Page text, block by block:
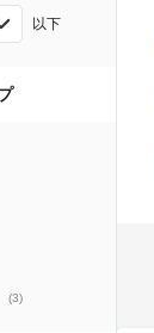
以下
(3)